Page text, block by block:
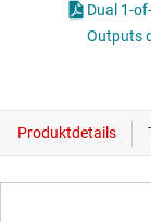
Dual 1-
Outputs